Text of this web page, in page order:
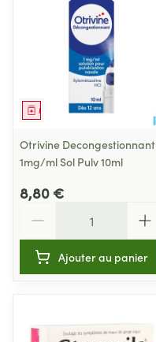
Médicament
Otrivine Decongestionnant
1mg/ml Sol Pulv 10ml
8,80 €
Ajouter au panier